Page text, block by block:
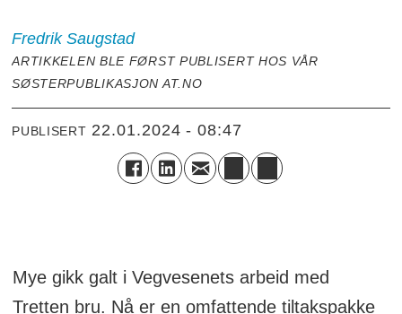
Fredrik Saugstad
ARTIKKELEN BLE FØRST PUBLISERT HOS VÅR
SØSTERPUBLIKASJON AT.NO
PUBLISERT 22.01.2024 - 08:47
Mye gikk galt i Vegvesenets arbeid med
Tretten bru. Nå er en omfattende tiltakspakke